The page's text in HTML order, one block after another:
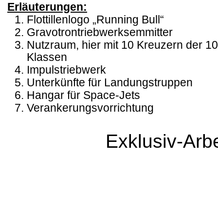
Erläuterungen:
Flottillenlogo „Running Bull“
Gravotrontriebwerksemmitter
Nutzraum, hier mit 10 Kreuzern der
Klassen
Impulstriebwerk
Unterkünfte für Landungstruppen
Hangar für Space-Jets
Verankerungsvorrichtung
Exklusiv-